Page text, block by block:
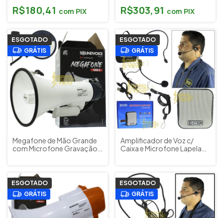
R$180,41 com PIX R$303,91 com PIX
ESGOTADO
GRÁTIS
Megafone de Mão Grande
com Microfone Gravação
ESGOTADO
GRÁTIS
Amplificador de Voz c/
Caixa e Microfone Lapela
ESGOTADO
GRÁTIS
ESGOTADO
GRÁTIS